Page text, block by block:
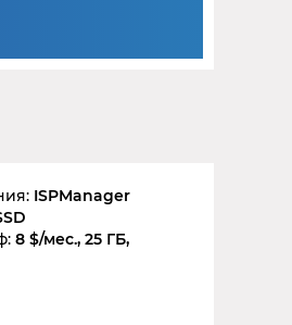
ISPManager
8 $/мес., 25 ГБ,